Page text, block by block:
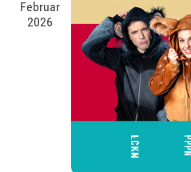
Februar
2026